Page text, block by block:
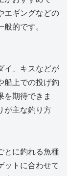
エギングなどの
的です。
イ、キスなどが
船上での投げ釣
を期待できま
が主な釣り方
とに釣れる魚種
ットに合わせて